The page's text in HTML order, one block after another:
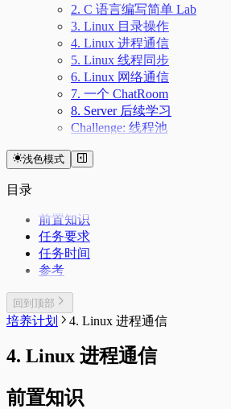
2. C 语言编写简单 Lab
3. Linux 目录操作
4. Linux 进程通信
5. Linux 线程同步
6. Linux 网络通信
7. 一个 ChatRoom
8. Server 后续学习
Challenge: 线程池
浅色模式
目录
前置知识
任务要求
任务时间
参考
回到顶部
培养计划 4. Linux 进程通信
4. Linux 进程通信
前置知识